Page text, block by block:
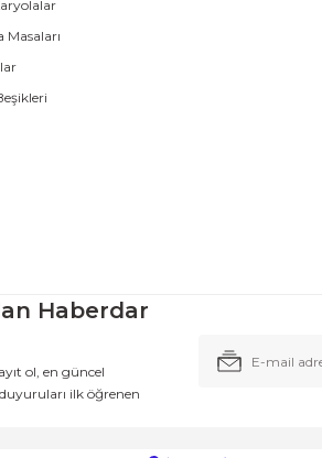
Masaları
Haberdar
ol, en güncel
ilk öğrenen